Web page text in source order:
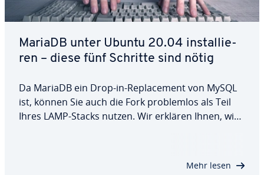
MariaDB unter Ubuntu 20.04 in­stal­lie­
ren – diese fünf Schritte sind nötig
Da MariaDB ein Drop-in-Re­pla­ce­ment von MySQL
ist, können Sie auch die Fork pro­blem­los als Teil
Ihres LAMP-Stacks nutzen. Wir erklären Ihnen, wie
Mehr lesen